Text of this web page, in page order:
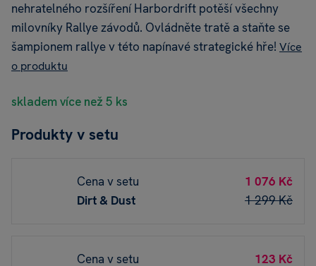
nehratelného rozšíření Harbordrift potěší všechny
milovníky Rallye závodů. Ovládněte tratě a staňte se
šampionem rallye v této napínavé strategické hře! Více
o produktu
skladem více než 5 ks
Produkty v setu
Cena v setu
Dirt & Dust
1 299 Kč
1 076 Kč
Cena v setu
123 Kč